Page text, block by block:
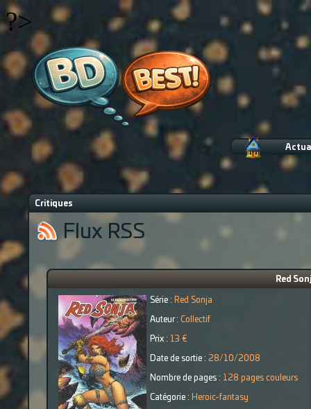
?>
Critiques
Flux RSS
Red
Série : Red Sonja
Auteur : Collectif
Prix : 13 €
Date de sortie : 28/10/2008
Nombre de pages : 128 pages couleurs
Catégorie : Heroic-fantasy